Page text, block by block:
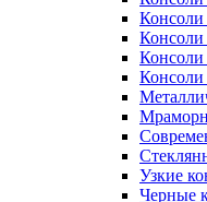
Консоли
Консоли
Узкие
Черные